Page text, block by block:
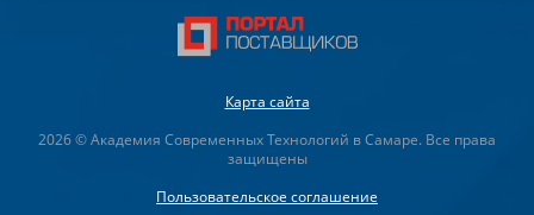
Карта сайта
2026 © Академия Современных Технологий в Самаре. Все права
защищены
Пользовательское соглашение